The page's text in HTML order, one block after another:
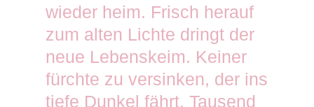
wieder heim. Frisch herauf
zum alten Lichte dringt der
neue Lebenskeim. Keiner
fürchte zu versinken, der ins
tiefe Dunkel fährt. Tausend